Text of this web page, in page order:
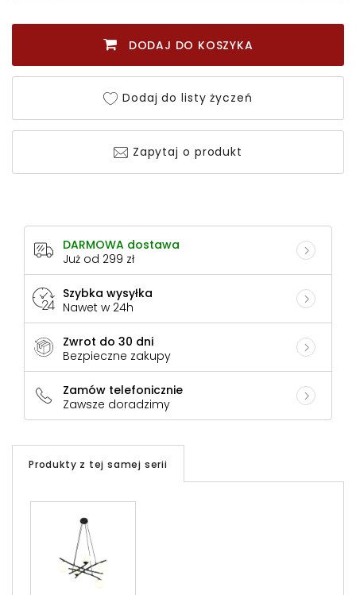
DODAJ DO KOSZYKA
Dodaj do listy życzeń
Zapytaj o produkt
DARMOWA dostawa
Już od 299 zł
Szybka wysyłka
Nawet w 24h
Zwrot do 30 dni
Bezpieczne zakupy
Zamów telefonicznie
Zawsze doradzimy
Produkty z tej samej serii